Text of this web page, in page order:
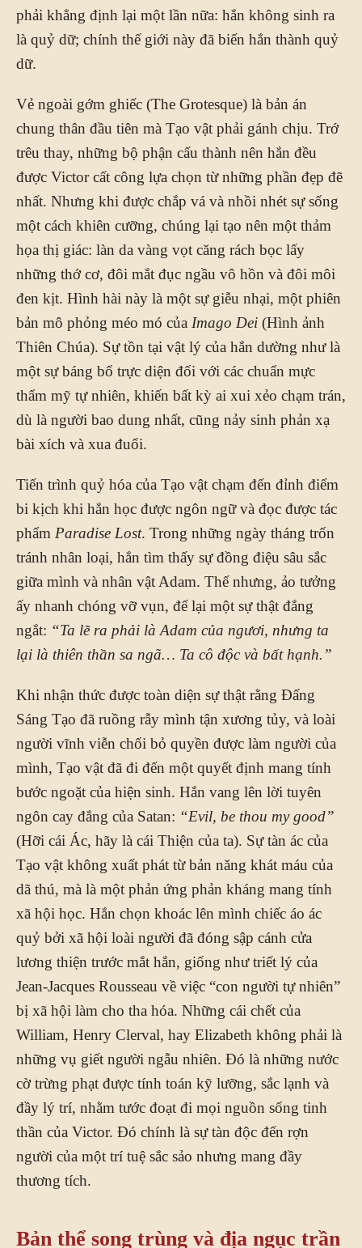
phải khẳng định lại một lần nữa: hắn không sinh ra
là quỷ dữ; chính thế giới này đã biến hắn thành quỷ
dữ.
Vẻ ngoài gớm ghiếc (The Grotesque) là bản án
chung thân đầu tiên mà Tạo vật phải gánh chịu. Trớ
trêu thay, những bộ phận cấu thành nên hắn đều
được Victor cất công lựa chọn từ những phần đẹp đẽ
nhất. Nhưng khi được chắp vá và nhồi nhét sự sống
một cách khiên cưỡng, chúng lại tạo nên một thảm
họa thị giác: làn da vàng vọt căng rách bọc lấy
những thớ cơ, đôi mắt đục ngầu vô hồn và đôi môi
đen kịt. Hình hài này là một sự giễu nhại, một phiên
bản mô phỏng méo mó của Imago Dei (Hình ảnh
Thiên Chúa). Sự tồn tại vật lý của hắn dường như là
một sự báng bổ trực diện đối với các chuẩn mực
thẩm mỹ tự nhiên, khiến bất kỳ ai xui xẻo chạm trán,
dù là người bao dung nhất, cũng nảy sinh phản xạ
bài xích và xua đuổi.
Tiến trình quỷ hóa của Tạo vật chạm đến đỉnh điểm
bi kịch khi hắn học được ngôn ngữ và đọc được tác
phẩm Paradise Lost. Trong những ngày tháng trốn
tránh nhân loại, hắn tìm thấy sự đồng điệu sâu sắc
giữa mình và nhân vật Adam. Thế nhưng, ảo tưởng
ấy nhanh chóng vỡ vụn, để lại một sự thật đắng
ngắt: “Ta lẽ ra phải là Adam của ngươi, nhưng ta
lại là thiên thần sa ngã… Ta cô độc và bất hạnh.”
Khi nhận thức được toàn diện sự thật rằng Đấng
Sáng Tạo đã ruồng rẫy mình tận xương tủy, và loài
người vĩnh viễn chối bỏ quyền được làm người của
mình, Tạo vật đã đi đến một quyết định mang tính
bước ngoặt của hiện sinh. Hắn vang lên lời tuyên
ngôn cay đắng của Satan: “Evil, be thou my good”
(Hỡi cái Ác, hãy là cái Thiện của ta). Sự tàn ác của
Tạo vật không xuất phát từ bản năng khát máu của
dã thú, mà là một phản ứng phản kháng mang tính
xã hội học. Hắn chọn khoác lên mình chiếc áo ác
quỷ bởi xã hội loài người đã đóng sập cánh cửa
lương thiện trước mắt hắn, giống như triết lý của
Jean-Jacques Rousseau về việc “con người tự nhiên”
bị xã hội làm cho tha hóa. Những cái chết của
William, Henry Clerval, hay Elizabeth không phải là
những vụ giết người ngẫu nhiên. Đó là những nước
cờ trừng phạt được tính toán kỹ lưỡng, sắc lạnh và
đầy lý trí, nhằm tước đoạt đi mọi nguồn sống tinh
thần của Victor. Đó chính là sự tàn độc đến rợn
người của một trí tuệ sắc sảo nhưng mang đầy
thương tích.
Bản thể song trùng và địa ngục trần